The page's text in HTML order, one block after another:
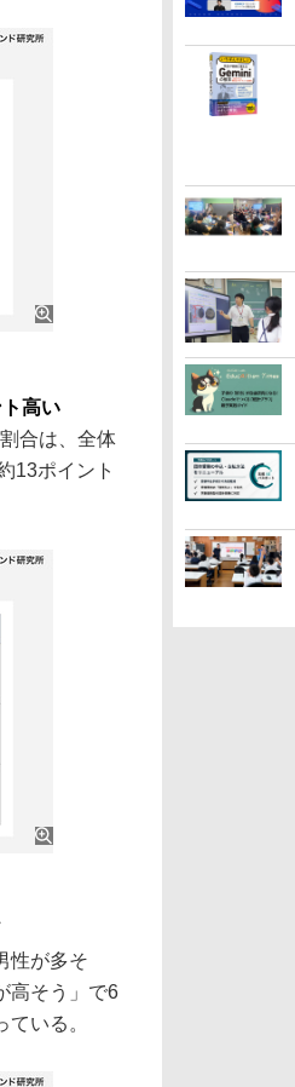
高い
合は、全体
13ポイント
性が多そ
高そう」で6
いる。